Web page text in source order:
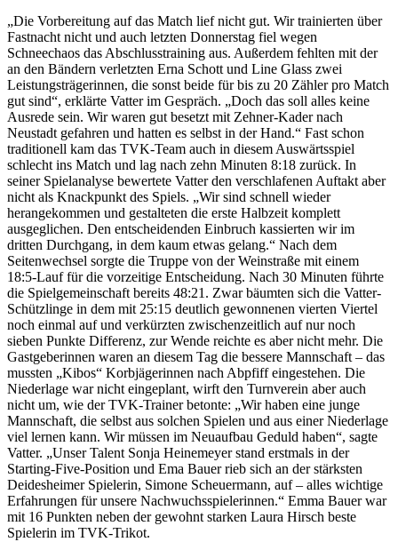
„Die Vorbereitung auf das Match lief nicht gut. Wir trainierten über
Fastnacht nicht und auch letzten Donnerstag fiel wegen
Schneechaos das Abschlusstraining aus. Außerdem fehlten mit der
an den Bändern verletzten Erna Schott und Line Glass zwei
Leistungsträgerinnen, die sonst beide für bis zu 20 Zähler pro Match
gut sind“, erklärte Vatter im Gespräch. „Doch das soll alles keine
Ausrede sein. Wir waren gut besetzt mit Zehner-Kader nach
Neustadt gefahren und hatten es selbst in der Hand.“ Fast schon
traditionell kam das TVK-Team auch in diesem Auswärtsspiel
schlecht ins Match und lag nach zehn Minuten 8:18 zurück. In
seiner Spielanalyse bewertete Vatter den verschlafenen Auftakt aber
nicht als Knackpunkt des Spiels. „Wir sind schnell wieder
herangekommen und gestalteten die erste Halbzeit komplett
ausgeglichen. Den entscheidenden Einbruch kassierten wir im
dritten Durchgang, in dem kaum etwas gelang.“ Nach dem
Seitenwechsel sorgte die Truppe von der Weinstraße mit einem
18:5-Lauf für die vorzeitige Entscheidung. Nach 30 Minuten führte
die Spielgemeinschaft bereits 48:21. Zwar bäumten sich die Vatter-
Schützlinge in dem mit 25:15 deutlich gewonnenen vierten Viertel
noch einmal auf und verkürzten zwischenzeitlich auf nur noch
sieben Punkte Differenz, zur Wende reichte es aber nicht mehr. Die
Gastgeberinnen waren an diesem Tag die bessere Mannschaft – das
mussten „Kibos“ Korbjägerinnen nach Abpfiff eingestehen. Die
Niederlage war nicht eingeplant, wirft den Turnverein aber auch
nicht um, wie der TVK-Trainer betonte: „Wir haben eine junge
Mannschaft, die selbst aus solchen Spielen und aus einer Niederlage
viel lernen kann. Wir müssen im Neuaufbau Geduld haben“, sagte
Vatter. „Unser Talent Sonja Heinemeyer stand erstmals in der
Starting-Five-Position und Ema Bauer rieb sich an der stärksten
Deidesheimer Spielerin, Simone Scheuermann, auf – alles wichtige
Erfahrungen für unsere Nachwuchsspielerinnen.“ Emma Bauer war
mit 16 Punkten neben der gewohnt starken Laura Hirsch beste
Spielerin im TVK-Trikot.